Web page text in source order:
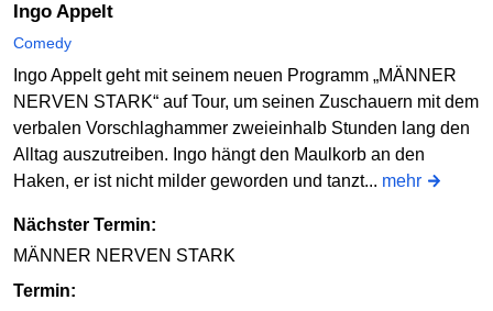
Ingo Appelt
Comedy
Ingo Appelt geht mit seinem neuen Programm „MÄNNER
NERVEN STARK“ auf Tour, um seinen Zuschauern mit dem
verbalen Vorschlaghammer zweieinhalb Stunden lang den
Alltag auszutreiben. Ingo hängt den Maulkorb an den
Haken, er ist nicht milder geworden und tanzt... mehr
Nächster Termin:
MÄNNER NERVEN STARK
Termin: